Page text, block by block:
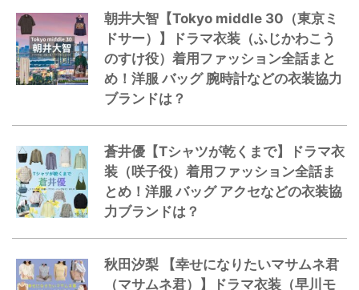
朝井大智【Tokyo middle 30（東京ミ
ドサー）】ドラマ衣装（ふじかわこう
のすけ役）着用ファッション全話まと
め！洋服 バッグ 腕時計などの衣装協力
ブランドは？
蒼井優【Tシャツが乾くまで】ドラマ衣
装（咲子役）着用ファッション全話ま
とめ！洋服 バッグ アクセなどの衣装協
力ブランドは？
秋田汐梨 【幸せになりたいマサムネ君
（マサムネ君）】ドラマ衣装（早川モ